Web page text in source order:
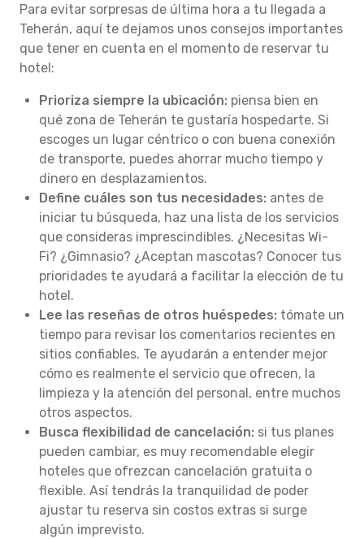
Para evitar sorpresas de última hora a tu llegada a
Teherán, aquí te dejamos unos consejos importantes
que tener en cuenta en el momento de reservar tu
hotel:
Prioriza siempre la ubicación: piensa bien en
qué zona de Teherán te gustaría hospedarte. Si
escoges un lugar céntrico o con buena conexión
de transporte, puedes ahorrar mucho tiempo y
dinero en desplazamientos.
Define cuáles son tus necesidades: antes de
iniciar tu búsqueda, haz una lista de los servicios
que consideras imprescindibles. ¿Necesitas Wi-
Fi? ¿Gimnasio? ¿Aceptan mascotas? Conocer tus
prioridades te ayudará a facilitar la elección de tu
hotel.
Lee las reseñas de otros huéspedes: tómate un
tiempo para revisar los comentarios recientes en
sitios confiables. Te ayudarán a entender mejor
cómo es realmente el servicio que ofrecen, la
limpieza y la atención del personal, entre muchos
otros aspectos.
Busca flexibilidad de cancelación: si tus planes
pueden cambiar, es muy recomendable elegir
hoteles que ofrezcan cancelación gratuita o
flexible. Así tendrás la tranquilidad de poder
ajustar tu reserva sin costos extras si surge
algún imprevisto.